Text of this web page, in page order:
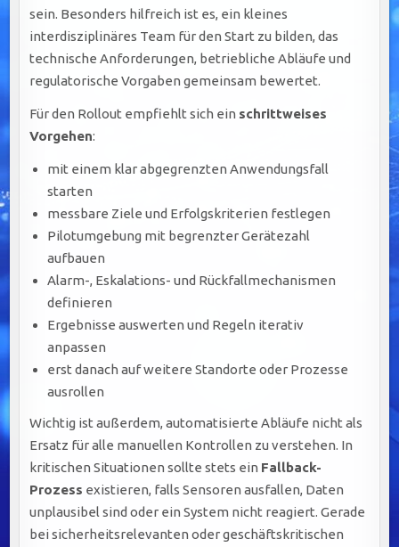
sein. Besonders hilfreich ist es, ein kleines
interdisziplinäres Team für den Start zu bilden, das
technische Anforderungen, betriebliche Abläufe und
regulatorische Vorgaben gemeinsam bewertet.
Für den Rollout empfiehlt sich ein schrittweises
Vorgehen:
mit einem klar abgegrenzten Anwendungsfall
starten
messbare Ziele und Erfolgskriterien festlegen
Pilotumgebung mit begrenzter Gerätezahl
aufbauen
Alarm-, Eskalations- und Rückfallmechanismen
definieren
Ergebnisse auswerten und Regeln iterativ
anpassen
erst danach auf weitere Standorte oder Prozesse
ausrollen
Wichtig ist außerdem, automatisierte Abläufe nicht als
Ersatz für alle manuellen Kontrollen zu verstehen. In
kritischen Situationen sollte stets ein Fallback-
Prozess existieren, falls Sensoren ausfallen, Daten
unplausibel sind oder ein System nicht reagiert. Gerade
bei sicherheitsrelevanten oder geschäftskritischen